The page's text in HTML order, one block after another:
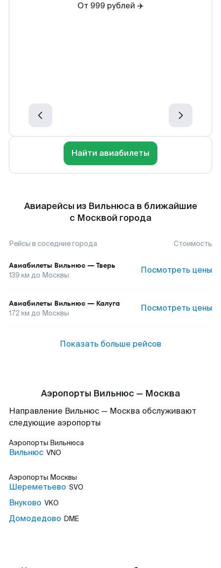
От 999 рублей ✈️
Найти авиабилеты
Авиарейсы из Вильнюса в ближайшие
с Москвой города
Рейсы в соседние города Стоимость
Авиабилеты Вильнюс — Тверь
139 км до Москвы Посмотреть цены
Авиабилеты Вильнюс — Калуга
172 км до Москвы Посмотреть цены
Показать больше рейсов
Аэропорты Вильнюс — Москва
Направление Вильнюс — Москва обслуживают
следующие аэропорты
Аэропорты Вильнюса
Вильнюс VNO
Аэропорты Москвы
Шереметьево SVO
Внуково VKO
Домодедово DME